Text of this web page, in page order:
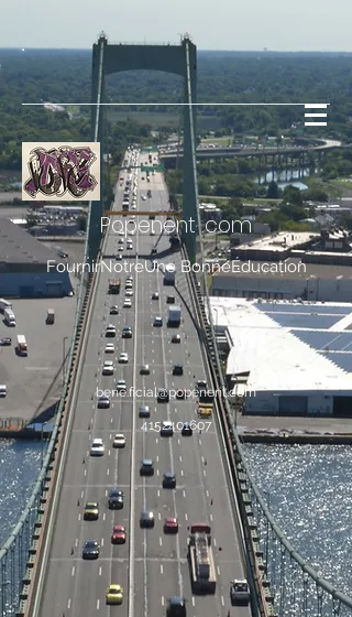
Popenent.com
FournirNotreUne BonneÉducation
bene.ficial@popenent.com
4152401607